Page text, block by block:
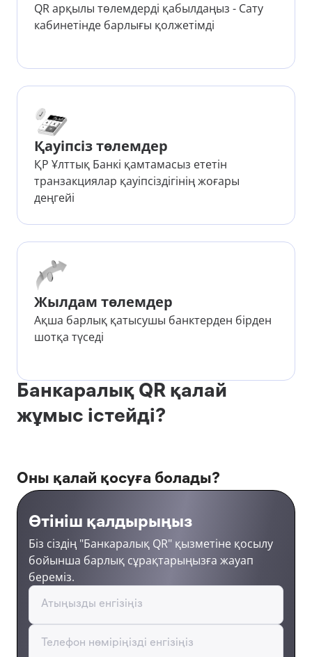
QR арқылы төлемдерді қабылдаңыз - Сату
кабинетінде барлығы қолжетімді
Қауіпсіз төлемдер
ҚР Ұлттық Банкі қамтамасыз ететін
транзакциялар қауіпсіздігінің жоғары
деңгейі
Жылдам төлемдер
Ақша барлық қатысушы банктерден бірден
шотқа түседі
Банкаралық QR қалай
жұмыс істейді?
Оны қалай қосуға болады?
Өтініш қалдырыңыз
Біз сіздің "Банкаралық QR" қызметіне қосылу
бойынша барлық сұрақтарыңызға жауап
береміз.
Атыңызды енгізіңіз
Телефон нөміріңізді енгізіңіз